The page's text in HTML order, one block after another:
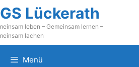
Lückerath
leben – Gemeinsam lernen –
lachen
Menü